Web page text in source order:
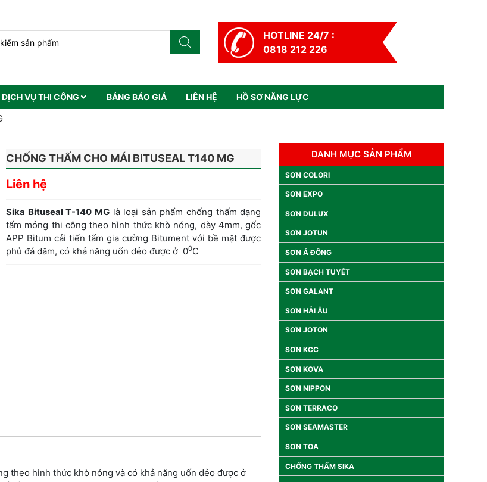
HOTLINE 24/7 :
0818 212 226
DỊCH VỤ THI CÔNG BẢNG BÁO GIÁ LIÊN HỆ HỒ SƠ NĂNG LỰC
CHỐNG THẤM CHO MÁI BITUSEAL T140 MG
Liên hệ
Sika Bituseal T-140 MGlà loại sản phẩm chống thấm dạng
tấm mỏng thi công theo hình thức khò nóng, dày 4mm, gốc
APP Bitum cải tiến tấm gia cường Bitument với bề mặt được
phủ đá dăm, có khả năng uốn dẻo được ở 00C
theo hình thức khò nóng và có khả năng uốn dẻo được ở
DANH MỤC SẢN PHẨM
SƠN COLORI
SƠN EXPO
SƠN DULUX
SƠN JOTUN
SƠN Á ĐÔNG
SƠN BẠCH TUYẾT
SƠN GALANT
SƠN HẢI ÂU
SƠN JOTON
SƠN KCC
SƠN KOVA
SƠN NIPPON
SƠN TERRACO
SƠN SEAMASTER
SƠN TOA
CHỐNG THẤM SIKA